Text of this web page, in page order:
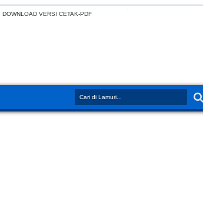
DOWNLOAD VERSI CETAK-PDF